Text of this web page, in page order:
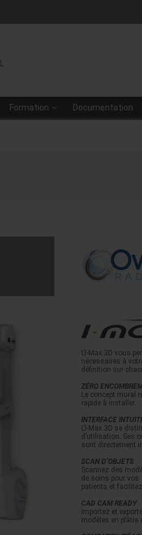
Formation Documentation
L’I-Max 3D vous
nécessaires à
définition sur
ZÉRO
Le concept mural
rapide à installer.
INTERFACE
L’I-Max 3D se
d’utilisation. Ses
sont directement
SCAN D’OBJETS
Scannez des
de soins pour vos
patients et
CAD CAM READY
Importez et
modèles en plâtre